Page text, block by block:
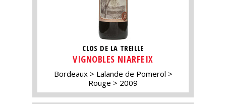
CLOS DE LA TREILLE
VIGNOBLES NIARFEIX
Bordeaux
Lalande de Pomerol
Rouge
2009